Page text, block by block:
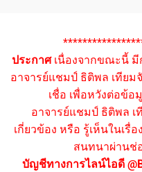
ประกาศเนื่องจากขณะนี้ มี
อาจารย์แชมป์ ธิติพล เทีย
เชื่อ เพื่อหวังต่อข้
อาจารย์แชมป์ ธิติพล
เกี่ยวข้อง หรือ รู้เห็นในเรื่
สนทนาผ่านช่
บัญชีทางการไลน์ไอดี